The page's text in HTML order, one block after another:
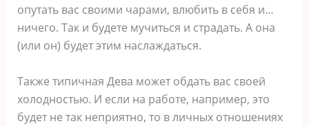
опутать вас своими чарами, влюбить в себя и…
ничего. Так и будете мучиться и страдать. А она
(или он) будет этим наслаждаться.
Также типичная Дева может обдать вас своей
холодностью. И если на работе, например, это
будет не так неприятно, то в личных отношениях